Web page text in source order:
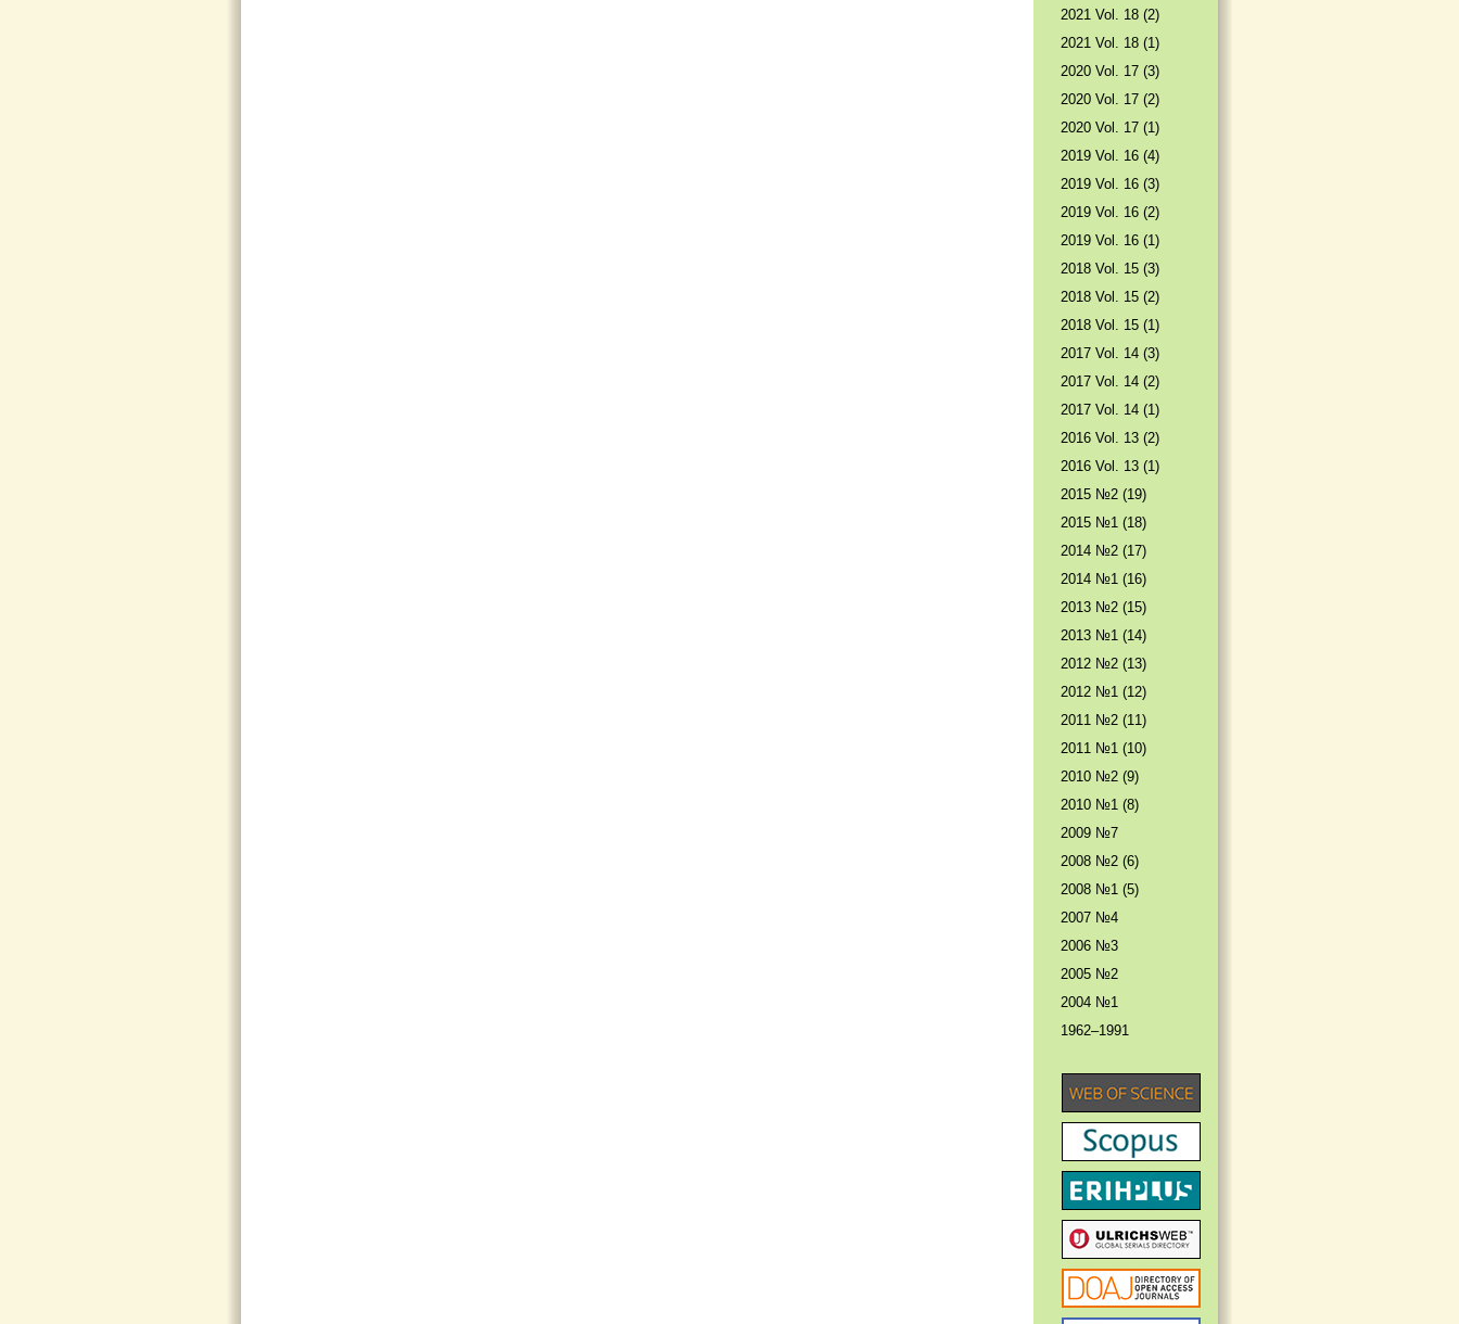
2021 Vol. 18 (2)
2021 Vol. 18 (1)
2020 Vol. 17 (3)
2020 Vol. 17 (2)
2020 Vol. 17 (1)
2019 Vol. 16 (4)
2019 Vol. 16 (3)
2019 Vol. 16 (2)
2019 Vol. 16 (1)
2018 Vol. 15 (3)
2018 Vol. 15 (2)
2018 Vol. 15 (1)
2017 Vol. 14 (3)
2017 Vol. 14 (2)
2017 Vol. 14 (1)
2016 Vol. 13 (2)
2016 Vol. 13 (1)
2015 №2 (19)
2015 №1 (18)
2014 №2 (17)
2014 №1 (16)
2013 №2 (15)
2013 №1 (14)
2012 №2 (13)
2012 №1 (12)
2011 №2 (11)
2011 №1 (10)
2010 №2 (9)
2010 №1 (8)
2009 №7
2008 №2 (6)
2008 №1 (5)
2007 №4
2006 №3
2005 №2
2004 №1
1962–1991